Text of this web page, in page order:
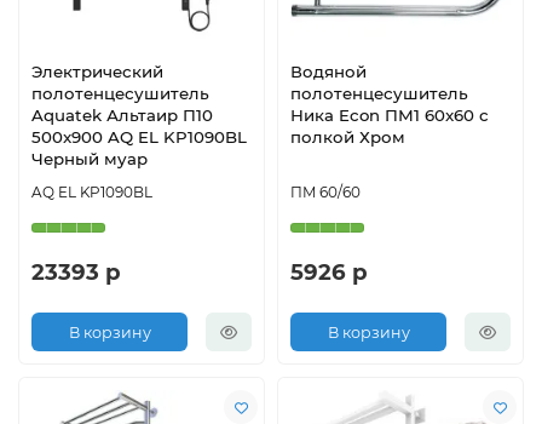
Электрический
полотенцесушитель
Aquatek Альтаир П10
500x900 AQ EL KP1090BL
Черный муар
AQ EL KP1090BL
23393 р
В корзину
Водяной
полотенцесушитель
Ника Econ ПМ1 60x60 с
полкой Хром
ПМ 60/60
5926 р
В корзину